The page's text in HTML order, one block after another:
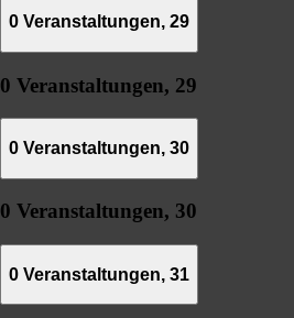
0 Veranstaltungen, 29
0 Veranstaltungen, 29
0 Veranstaltungen, 30
0 Veranstaltungen, 30
0 Veranstaltungen, 31